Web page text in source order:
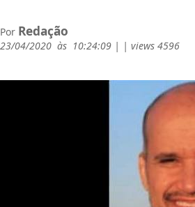
Por Redação
23/04/2020 às 10:24:09 | | views 4596